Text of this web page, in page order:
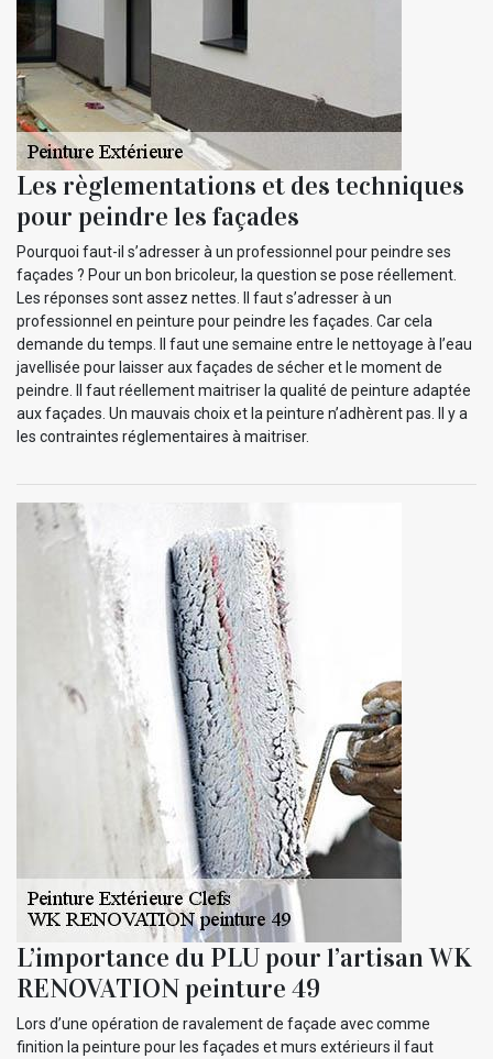
Les règlementations et des techniques
pour peindre les façades
Pourquoi faut-il s’adresser à un professionnel pour peindre ses
façades ? Pour un bon bricoleur, la question se pose réellement.
Les réponses sont assez nettes. Il faut s’adresser à un
professionnel en peinture pour peindre les façades. Car cela
demande du temps. Il faut une semaine entre le nettoyage à l’eau
javellisée pour laisser aux façades de sécher et le moment de
peindre. Il faut réellement maitriser la qualité de peinture adaptée
aux façades. Un mauvais choix et la peinture n’adhèrent pas. Il y a
les contraintes réglementaires à maitriser.
L’importance du PLU pour l’artisan WK
RENOVATION peinture 49
Lors d’une opération de ravalement de façade avec comme
finition la peinture pour les façades et murs extérieurs il faut